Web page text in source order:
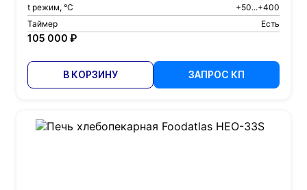
t режим, °С
+50...+400
Таймер
Есть
105 000 ₽
В КОРЗИНУ ЗАПРОС КП